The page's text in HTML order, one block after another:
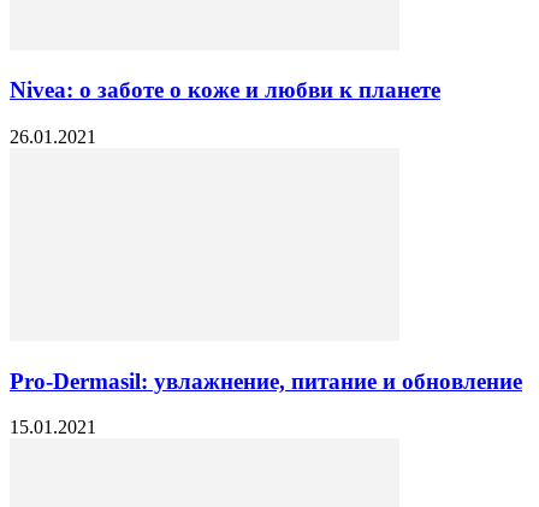
Nivea: о заботе о коже и любви к планете
26.01.2021
Pro-Dermasil: увлажнение, питание и обновление
15.01.2021